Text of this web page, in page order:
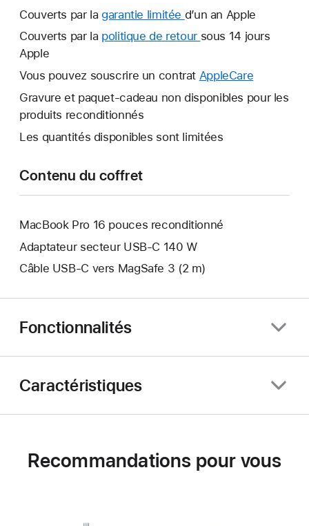
Couverts par la garantie limitée Une
nouvelle
d’un an Apple
Couverts par la politique de retour Une
fenêtre
sous 14 jours
Apple
Vous pouvez souscrire un contrat AppleCare
nouvelle
Gravure et paquet-cadeau non disponibles pour les
produits reconditionnés
Les quantités disponibles sont limitées
Contenu du coffret
MacBook Pro 16 pouces reconditionné
Adaptateur secteur USB-C 140 W
Câble USB-C vers MagSafe 3 (2 m)
Fonctionnalités
Caractéristiques
Recommandations pour vous